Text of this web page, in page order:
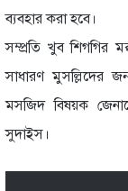
ব্যবহার করা হবে।
সম্প্রতি খুব শিগগির
সাধারণ মুসল্লিদের
মসজিদ বিষয়ক
সুদাইস।